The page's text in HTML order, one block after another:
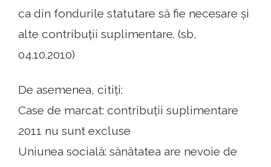
ca din fondurile statutare să fie necesare și
alte contribuții suplimentare. (sb,
04.10.2010)
De asemenea, citiți:
Case de marcat: contribuții suplimentare
2011 nu sunt excluse
Uniunea socială: sănătatea are nevoie de